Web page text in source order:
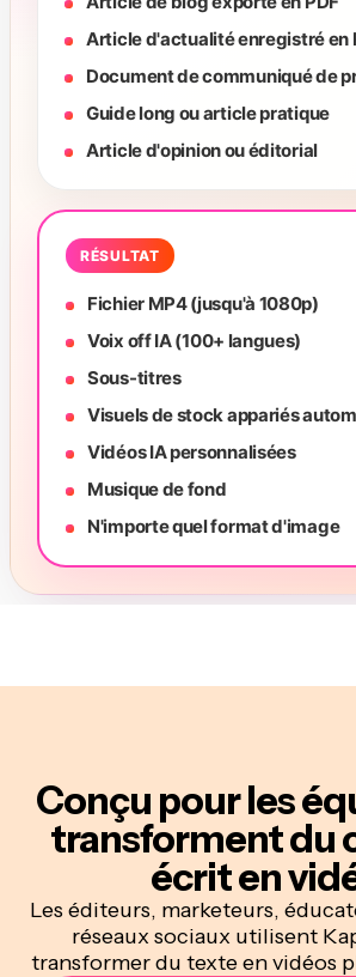
Conçu pour les
transforment du
écrit en
Les éditeurs, marketeurs,
réseaux sociaux utilisent
transformer du texte en vidéos